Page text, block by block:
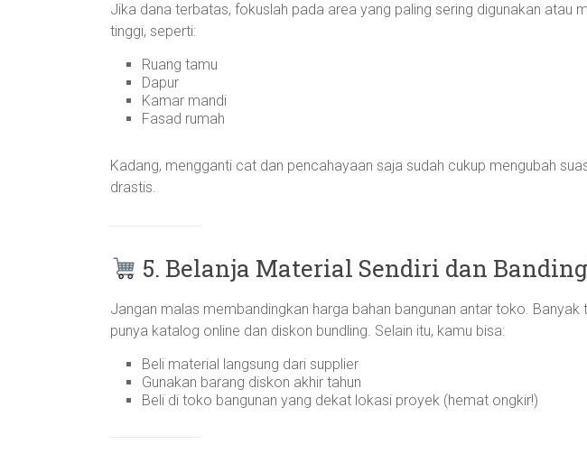
Jika dana terbatas, fokuslah pada area yang paling sering digunakan atau
tinggi, seperti:
Ruang tamu
Dapur
Kamar mandi
Fasad rumah
Kadang, mengganti cat dan pencahayaan saja sudah cukup mengubah
drastis.
5. Belanja Material Sendiri dan
Jangan malas membandingkan harga bahan bangunan antar toko.
punya katalog online dan diskon bundling. Selain itu, kamu bisa:
Beli material langsung dari supplier
Gunakan barang diskon akhir tahun
Beli di toko bangunan yang dekat lokasi proyek (hemat ongkir!)